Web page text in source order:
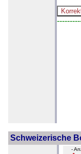
Schweizerische
-